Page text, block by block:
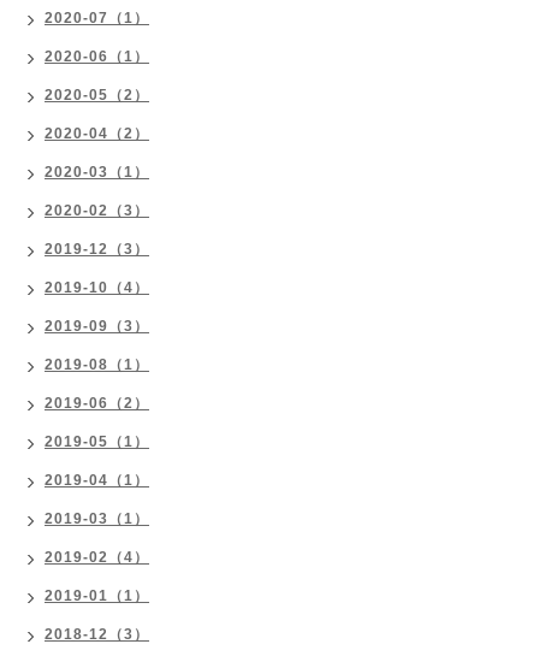
2020-07（1）
2020-06（1）
2020-05（2）
2020-04（2）
2020-03（1）
2020-02（3）
2019-12（3）
2019-10（4）
2019-09（3）
2019-08（1）
2019-06（2）
2019-05（1）
2019-04（1）
2019-03（1）
2019-02（4）
2019-01（1）
2018-12（3）